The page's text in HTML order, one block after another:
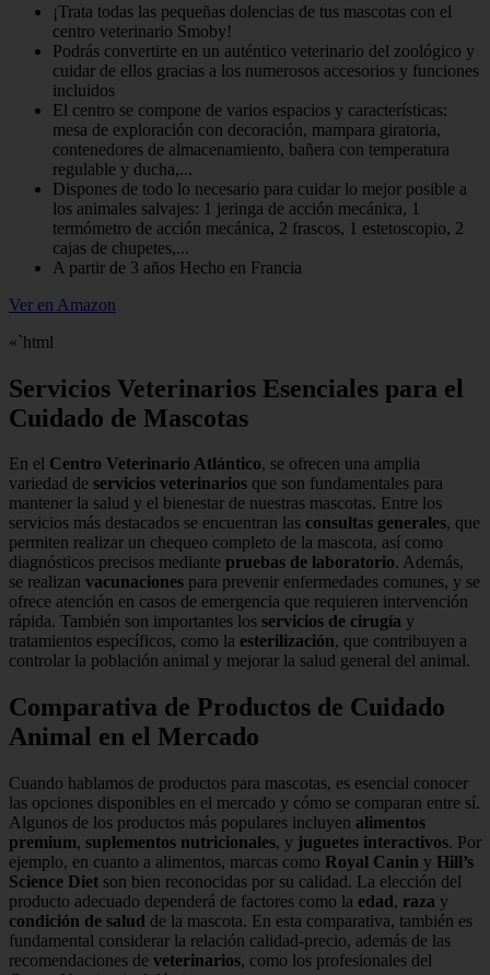
¡Trata todas las pequeñas dolencias de tus mascotas con el
centro veterinario Smoby!
Podrás convertirte en un auténtico veterinario del zoológico y
cuidar de ellos gracias a los numerosos accesorios y funciones
incluidos
El centro se compone de varios espacios y características:
mesa de exploración con decoración, mampara giratoria,
contenedores de almacenamiento, bañera con temperatura
regulable y ducha,...
Dispones de todo lo necesario para cuidar lo mejor posible a
los animales salvajes: 1 jeringa de acción mecánica, 1
termómetro de acción mecánica, 2 frascos, 1 estetoscopio, 2
cajas de chupetes,...
A partir de 3 años Hecho en Francia
Ver en Amazon
«`html
Servicios Veterinarios Esenciales para el
Cuidado de Mascotas
En el Centro Veterinario Atlántico, se ofrecen una amplia
variedad de servicios veterinarios que son fundamentales para
mantener la salud y el bienestar de nuestras mascotas. Entre los
servicios más destacados se encuentran las consultas generales, que
permiten realizar un chequeo completo de la mascota, así como
diagnósticos precisos mediante pruebas de laboratorio. Además,
se realizan vacunaciones para prevenir enfermedades comunes, y se
ofrece atención en casos de emergencia que requieren intervención
rápida. También son importantes los servicios de cirugía y
tratamientos específicos, como la esterilización, que contribuyen a
controlar la población animal y mejorar la salud general del animal.
Comparativa de Productos de Cuidado
Animal en el Mercado
Cuando hablamos de productos para mascotas, es esencial conocer
las opciones disponibles en el mercado y cómo se comparan entre sí.
Algunos de los productos más populares incluyen alimentos
premium, suplementos nutricionales, y juguetes interactivos. Por
ejemplo, en cuanto a alimentos, marcas como Royal Canin y Hill’s
Science Diet son bien reconocidas por su calidad. La elección del
producto adecuado dependerá de factores como la edad, raza y
condición de salud de la mascota. En esta comparativa, también es
fundamental considerar la relación calidad-precio, además de las
recomendaciones de veterinarios, como los profesionales del